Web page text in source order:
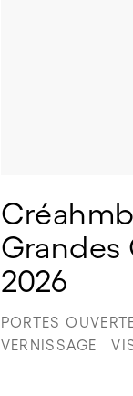
Grandes
2026
PORTES
VERNISSAGE